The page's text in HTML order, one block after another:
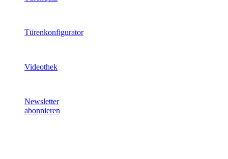
Türenkonfigurator
Videothek
Newsletter
abonnieren